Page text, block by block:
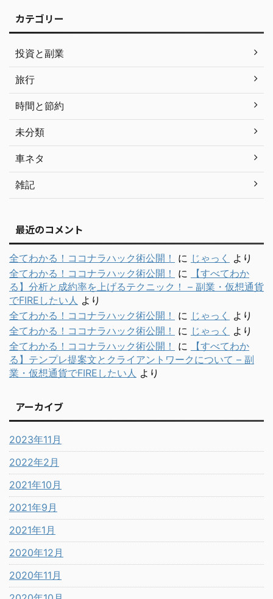
カテゴリー
投資と副業
旅行
時間と節約
未分類
車ネタ
雑記
最近のコメント
全てわかる！ココナラハック術公開！ に じゃっく
より
全てわかる！ココナラハック術公開！
に
【すべてわか
る】分析と成約率を上げるテクニック！ – 副業・仮想通貨
でFIREしたい人 より
全てわかる！ココナラハック術公開！
に じゃっく
より
全てわかる！ココナラハック術公開！
に じゃっく
より
全てわかる！ココナラハック術公開！
に
【すべてわか
る】テンプレ提案文とクライアントワークについて – 副
業・仮想通貨でFIREしたい人 より
アーカイブ
2023年11月
2022年2月
2021年10月
2021年9月
2021年1月
2020年12月
2020年11月